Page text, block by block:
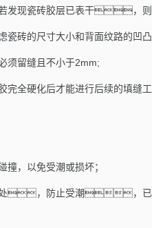
现瓷砖胶层已表干，则
瓷砖的尺寸大小和背面纹路的凹
须留缝且不小于2mm;
胶完全硬化后才能进行后续的
撞，以免受潮或损坏；
处，防止受潮，